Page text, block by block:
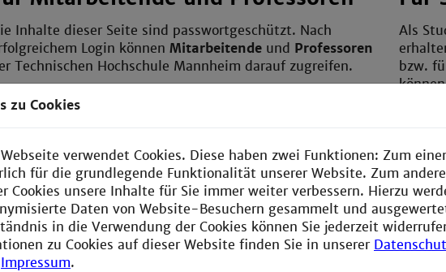
Inhalte dieser Seite sind passwortgeschützt. Nach
Login können Mitarbeitende und Professoren
Technischen Hochschule Mannheim darauf zugreifen.
geben Sie Ihren Benutzernamen und Ihr Passwort ein,
sich an der Website anzumelden.
Als
bzw.
zu Cookies
verwendet Cookies. Diese haben zwei Funktionen: Zum
für die grundlegende Funktionalität unserer Website. Zum
Cookies unsere Inhalte für Sie immer weiter verbessern. Hierzu
Daten von Website-Besuchern gesammelt und
in die Verwendung der Cookies können Sie jederzeit
zu Cookies auf dieser Website finden Sie in unserer
Impressum.